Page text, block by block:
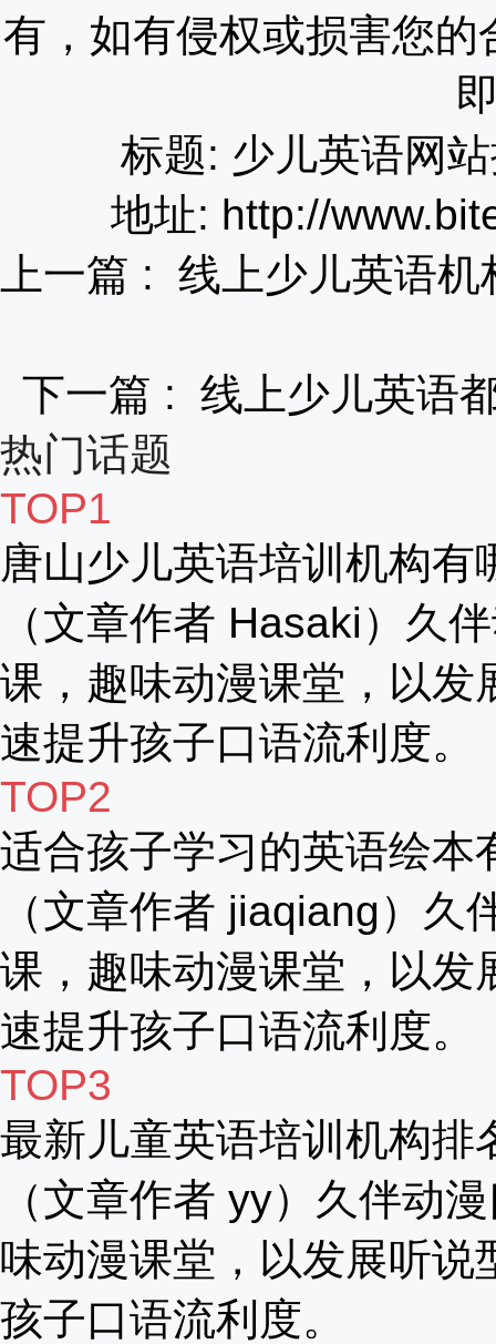
有，如有侵权或损害您
标题: 少儿英语网
地址: http://
上一篇 : 线上少儿英语
下一篇 : 线上少儿英语
热门话题
TOP1
唐山少儿英语培训机构
（文章作者 Hasaki）久
课，趣味动漫课堂，以发
速提升孩子口语流利度。
TOP2
适合孩子学习的英语绘本
（文章作者 jiaqiang）
课，趣味动漫课堂，以发
速提升孩子口语流利度。
TOP3
最新儿童英语培训机构排
（文章作者 yy）久伴动
味动漫课堂，以发展听说
孩子口语流利度。